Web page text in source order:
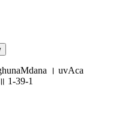
। uvAca
1-39-1